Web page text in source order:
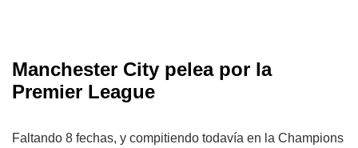
Manchester City pelea por la
Premier League
Faltando 8 fechas, y compitiendo todavía en la Champions